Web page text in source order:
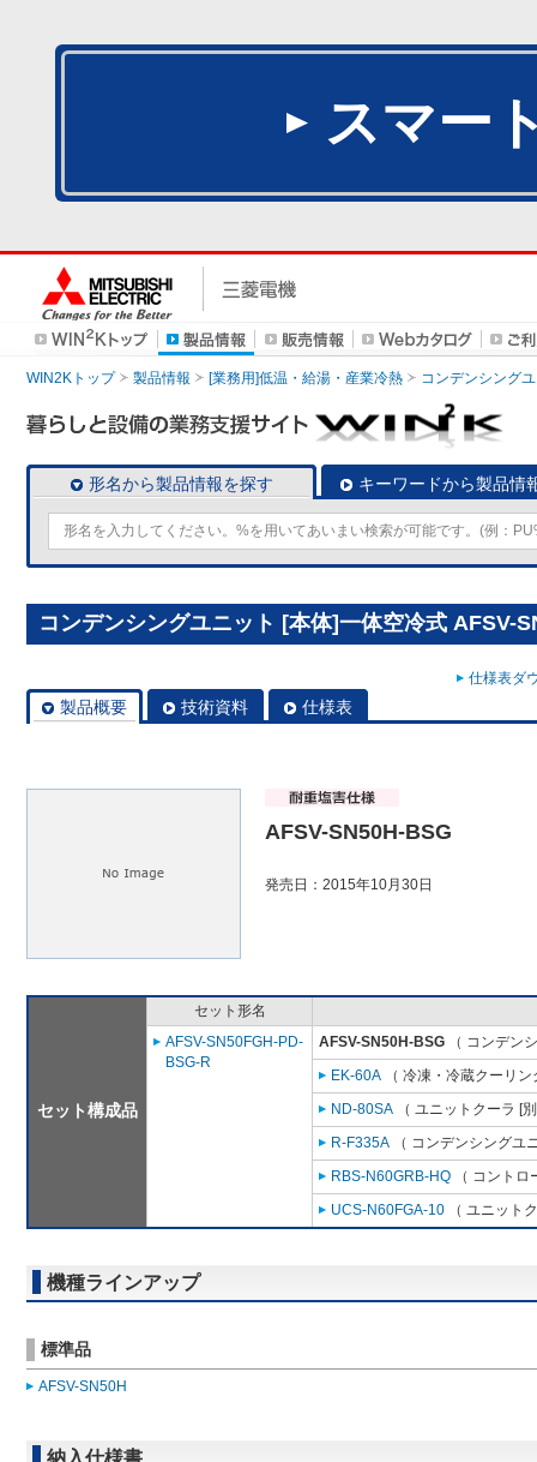
スマー
WIN2Kトップ 製品情報 [業務用]低温・給湯・産業冷熱 コンデンシング
形名から製品情報を探す キーワードから製品情
コンデンシングユニット [本体]一体空冷式 AFSV-
仕様表ダ
製品概要 技術資料 仕様表
AFSV-SN50H-BSG
発売日：2015年10月30日
セット構成品
セット形名
AFSV-SN50FGH-PD-
BSG-R
AFSV-SN50H-BSG （ コンデン
EK-60A （ 冷凍・冷蔵クーリ
ND-80SA （ ユニットクーラ [
R-F335A （ コンデンシングユ
RBS-N60GRB-HQ （ コント
UCS-N60FGA-10 （ ユニット
機種ラインアップ
標準品
AFSV-SN50H